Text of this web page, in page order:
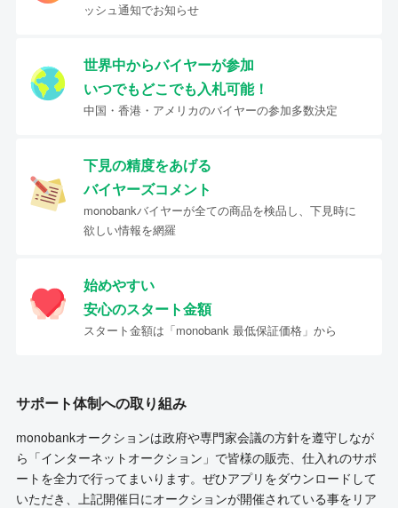
ッシュ通知でお知らせ
世界中からバイヤーが参加
いつでもどこでも入札可能！
中国・香港・アメリカのバイヤーの参加多数決定
下見の精度をあげる
バイヤーズコメント
monobankバイヤーが全ての商品を検品し、下見時に
欲しい情報を網羅
始めやすい
安心のスタート金額
スタート金額は「monobank 最低保証価格」から
サポート体制への取り組み
monobankオークションは政府や専門家会議の方針を遵守しなが
ら「インターネットオークション」で皆様の販売、仕入れのサポ
ートを全力で行ってまいります。ぜひアプリをダウンロードして
いただき、上記開催日にオークションが開催されている事をリア